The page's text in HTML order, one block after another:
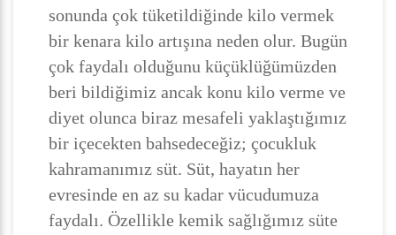
sonunda çok tüketildiğinde kilo vermek
bir kenara kilo artışına neden olur. Bugün
çok faydalı olduğunu küçüklüğümüzden
beri bildiğimiz ancak konu kilo verme ve
diyet olunca biraz mesafeli yaklaştığımız
bir içecekten bahsedeceğiz; çocukluk
kahramanımız süt. Süt, hayatın her
evresinde en az su kadar vücudumuza
faydalı. Özellikle kemik sağlığımız süte